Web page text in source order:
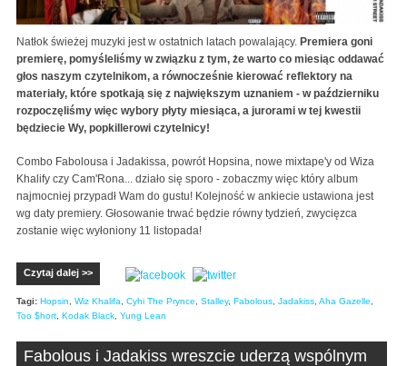
Natłok świeżej muzyki jest w ostatnich latach powalający. Premiera goni
premierę, pomyśleliśmy w związku z tym, że warto co miesiąc oddawać
głos naszym czytelnikom, a równocześnie kierować reflektory na
materiały, które spotkają się z największym uznaniem - w październiku
rozpoczęliśmy więc wybory płyty miesiąca, a jurorami w tej kwestii
będziecie Wy, popkillerowi czytelnicy!
Combo Fabolousa i Jadakissa, powrót Hopsina, nowe mixtape'y od Wiza
Khalify czy Cam'Rona... działo się sporo - zobaczmy więc który album
najmocniej przypadł Wam do gustu! Kolejność w ankiecie ustawiona jest
wg daty premiery. Głosowanie trwać będzie równy tydzień, zwycięzca
zostanie więc wyłoniony 11 listopada!
Czytaj dalej >>
Tagi: Hopsin Wiz Khalifa Cyhi The Prynce Stalley, Fabolous Jadakiss Aha Gazelle
Too $hort Kodak Black Yung Lean
Fabolous i Jadakiss wreszcie uderzą wspólnym